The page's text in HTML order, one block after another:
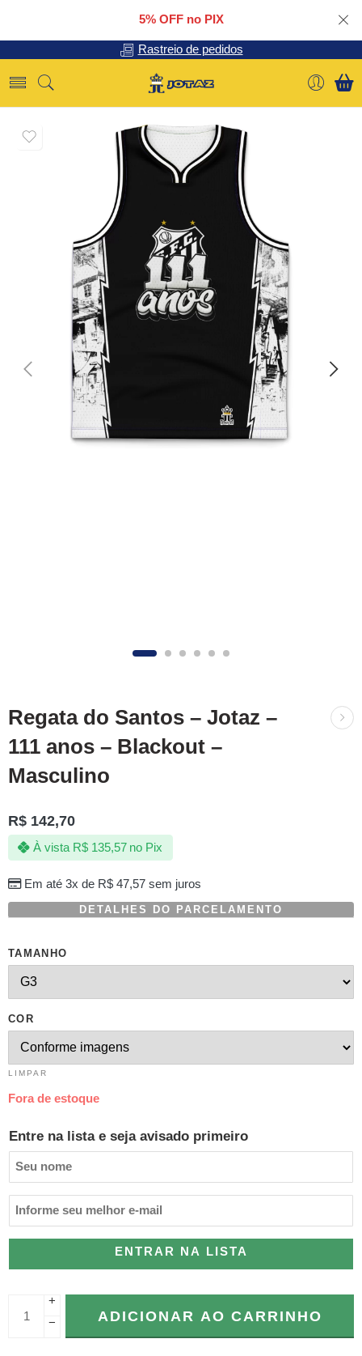
5% OFF no PIX
Rastreio de pedidos
Regata do Santos – Jotaz –
111 anos – Blackout –
Masculino
R$ 142,70
Em até 3x de R$47,57sem juros
À vista R$135,57 no Pix
DETALHES DO PARCELAMENTO
TAMANHO
COR
LIMPAR
Fora de estoque
Entre na lista e seja avisado primeiro
ENTRAR NA LISTA
+
−
ADICIONAR AO CARRINHO